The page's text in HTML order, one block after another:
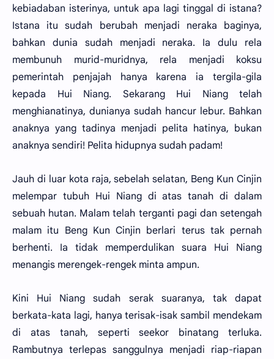
kebiadaban isterinya, untuk apa lagi tinggal di istana?
Istana itu sudah berubah menjadi neraka baginya,
bahkan dunia sudah menjadi neraka. Ia dulu rela
membunuh murid-muridnya, rela menjadi koksu
pemerintah penjajah hanya karena ia tergila-gila
kepada Hui Niang. Sekarang Hui Niang telah
menghianatinya, dunianya sudah hancur lebur. Bahkan
anaknya yang tadinya menjadi pelita hatinya, bukan
anaknya sendiri! Pelita hidupnya sudah padam!
Jauh di luar kota raja, sebelah selatan, Beng Kun Cinjin
melempar tubuh Hui Niang di atas tanah di dalam
sebuah hutan. Malam telah terganti pagi dan setengah
malam itu Beng Kun Cinjin berlari terus tak pernah
berhenti. Ia tidak memperdulikan suara Hui Niang
menangis merengek-rengek minta ampun.
Kini Hui Niang sudah serak suaranya, tak dapat
berkata-kata lagi, hanya terisak-isak sambil mendekam
di atas tanah, seperti seekor binatang terluka.
Rambutnya terlepas sanggulnya menjadi riap-riapan